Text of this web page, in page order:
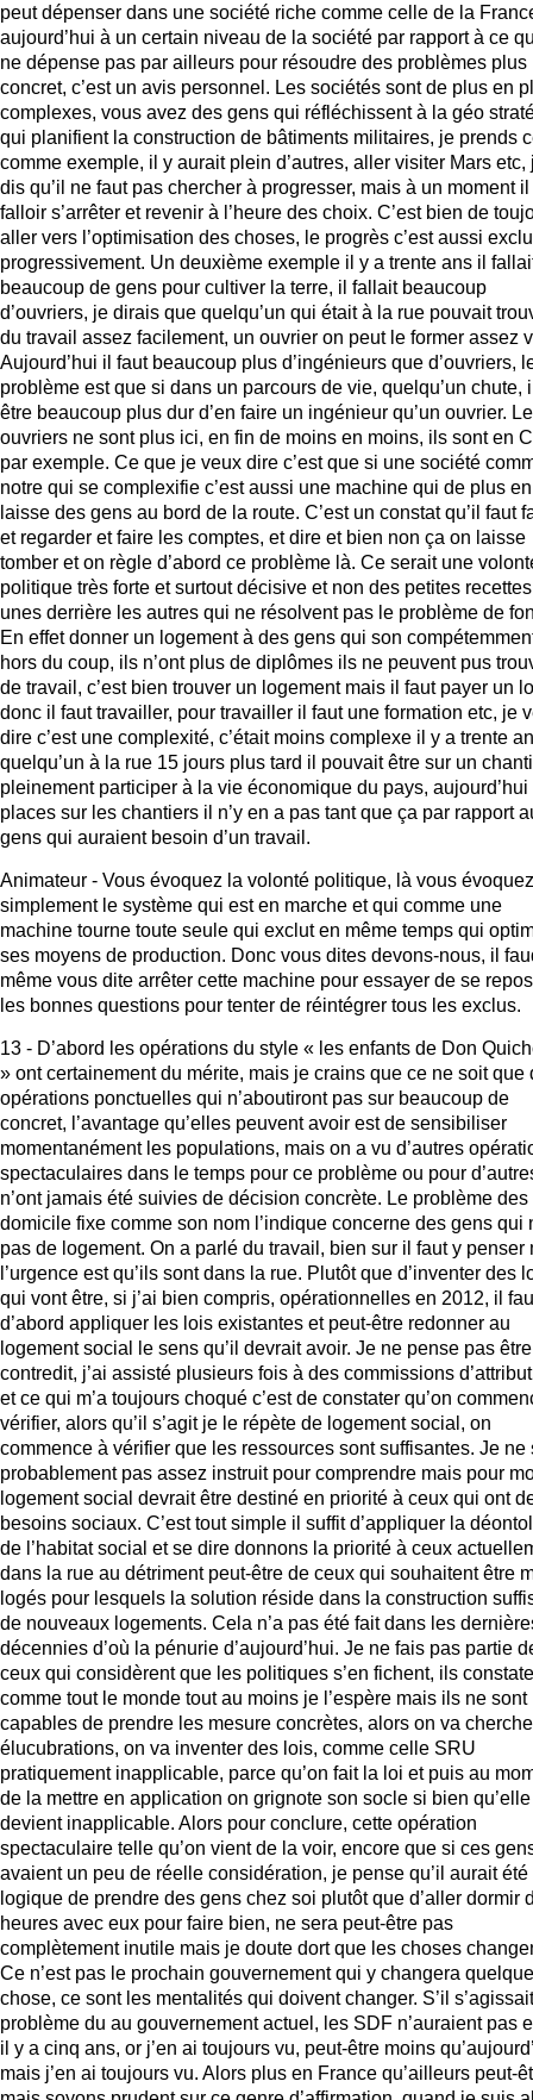
peut dépenser dans une société riche comme celle de la
aujourd’hui à un certain niveau de la société par rapport à ce
ne dépense pas par ailleurs pour résoudre des problèmes plus
concret, c’est un avis personnel. Les sociétés sont de plus en
complexes, vous avez des gens qui réfléchissent à la géo
qui planifient la construction de bâtiments militaires, je prends
comme exemple, il y aurait plein d’autres, aller visiter Mars etc,
dis qu’il ne faut pas chercher à progresser, mais à un moment
falloir s’arrêter et revenir à l’heure des choix. C’est bien de
aller vers l’optimisation des choses, le progrès c’est aussi
progressivement. Un deuxième exemple il y a trente ans il
beaucoup de gens pour cultiver la terre, il fallait beaucoup
d’ouvriers, je dirais que quelqu’un qui était à la rue pouvait
du travail assez facilement, un ouvrier on peut le former assez
Aujourd’hui il faut beaucoup plus d’ingénieurs que d’ouvriers,
problème est que si dans un parcours de vie, quelqu’un chute,
être beaucoup plus dur d’en faire un ingénieur qu’un ouvrier.
ouvriers ne sont plus ici, en fin de moins en moins, ils sont en
par exemple. Ce que je veux dire c’est que si une société
notre qui se complexifie c’est aussi une machine qui de plus
laisse des gens au bord de la route. C’est un constat qu’il faut
et regarder et faire les comptes, et dire et bien non ça on laisse
tomber et on règle d’abord ce problème là. Ce serait une
politique très forte et surtout décisive et non des petites
unes derrière les autres qui ne résolvent pas le problème de
En effet donner un logement à des gens qui son
hors du coup, ils n’ont plus de diplômes ils ne peuvent pus
de travail, c’est bien trouver un logement mais il faut payer un
donc il faut travailler, pour travailler il faut une formation etc, je
dire c’est une complexité, c’était moins complexe il y a trente
quelqu’un à la rue 15 jours plus tard il pouvait être sur un
pleinement participer à la vie économique du pays, aujourd’hui
places sur les chantiers il n’y en a pas tant que ça par rapport
gens qui auraient besoin d’un travail.
Animateur - Vous évoquez la volonté politique, là vous évoquez
simplement le système qui est en marche et qui comme une
machine tourne toute seule qui exclut en même temps qui
ses moyens de production. Donc vous dites devons-nous, il
même vous dite arrêter cette machine pour essayer de se
les bonnes questions pour tenter de réintégrer tous les exclus.
13 - D’abord les opérations du style « les enfants de Don
» ont certainement du mérite, mais je crains que ce ne soit que
opérations ponctuelles qui n’aboutiront pas sur beaucoup de
concret, l’avantage qu’elles peuvent avoir est de sensibiliser
momentanément les populations, mais on a vu d’autres
spectaculaires dans le temps pour ce problème ou pour
n’ont jamais été suivies de décision concrète. Le problème des
domicile fixe comme son nom l’indique concerne des gens qui
pas de logement. On a parlé du travail, bien sur il faut y penser
l’urgence est qu’ils sont dans la rue. Plutôt que d’inventer des
qui vont être, si j’ai bien compris, opérationnelles en 2012, il
d’abord appliquer les lois existantes et peut-être redonner au
logement social le sens qu’il devrait avoir. Je ne pense pas être
contredit, j’ai assisté plusieurs fois à des commissions
et ce qui m’a toujours choqué c’est de constater qu’on
vérifier, alors qu’il s’agit je le répète de logement social, on
commence à vérifier que les ressources sont suffisantes. Je ne
probablement pas assez instruit pour comprendre mais pour
logement social devrait être destiné en priorité à ceux qui ont
besoins sociaux. C’est tout simple il suffit d’appliquer la
de l’habitat social et se dire donnons la priorité à ceux
dans la rue au détriment peut-être de ceux qui souhaitent être
logés pour lesquels la solution réside dans la construction
de nouveaux logements. Cela n’a pas été fait dans les
décennies d’où la pénurie d’aujourd’hui. Je ne fais pas partie
ceux qui considèrent que les politiques s’en fichent, ils
comme tout le monde tout au moins je l’espère mais ils ne sont
capables de prendre les mesure concrètes, alors on va
élucubrations, on va inventer des lois, comme celle SRU
pratiquement inapplicable, parce qu’on fait la loi et puis au
de la mettre en application on grignote son socle si bien qu’elle
devient inapplicable. Alors pour conclure, cette opération
spectaculaire telle qu’on vient de la voir, encore que si ces
avaient un peu de réelle considération, je pense qu’il aurait été
logique de prendre des gens chez soi plutôt que d’aller dormir
heures avec eux pour faire bien, ne sera peut-être pas
complètement inutile mais je doute dort que les choses
Ce n’est pas le prochain gouvernement qui y changera quelque
chose, ce sont les mentalités qui doivent changer. S’il
problème du au gouvernement actuel, les SDF n’auraient pas
il y a cinq ans, or j’en ai toujours vu, peut-être moins
mais j’en ai toujours vu. Alors plus en France qu’ailleurs peut-